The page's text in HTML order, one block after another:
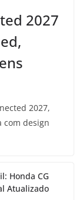
2027
2027,
com design
Honda CG
Atualizado